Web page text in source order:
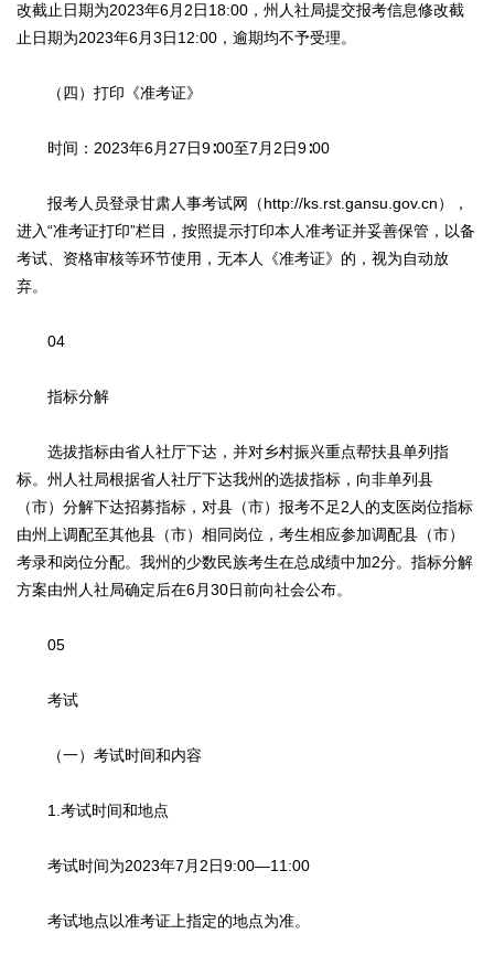
改截止日期为2023年6月2日18:00，州人社局提交报考信息修改截
止日期为2023年6月3日12:00，逾期均不予受理。
（四）打印《准考证》
时间：2023年6月27日9∶00至7月2日9∶00
报考人员登录甘肃人事考试网（http://ks.rst.gansu.gov.cn），
进入“准考证打印”栏目，按照提示打印本人准考证并妥善保管，以备
考试、资格审核等环节使用，无本人《准考证》的，视为自动放
弃。
04
指标分解
选拔指标由省人社厅下达，并对乡村振兴重点帮扶县单列指
标。州人社局根据省人社厅下达我州的选拔指标，向非单列县
（市）分解下达招募指标，对县（市）报考不足2人的支医岗位指标
由州上调配至其他县（市）相同岗位，考生相应参加调配县（市）
考录和岗位分配。我州的少数民族考生在总成绩中加2分。指标分解
方案由州人社局确定后在6月30日前向社会公布。
05
考试
（一）考试时间和内容
1.考试时间和地点
考试时间为2023年7月2日9:00—11:00
考试地点以准考证上指定的地点为准。